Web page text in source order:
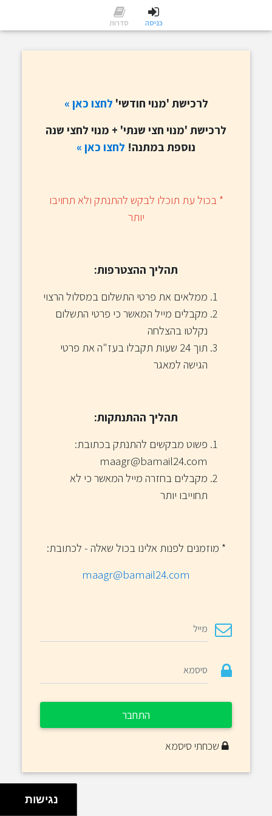
כניסה סדרות
לרכישת 'מנוי חודשי' לחצו כאן »
לרכישת 'מנוי חצי שנתי' + מנוי לחצי שנה
נוספת במתנה! לחצו כאן »
​* בכול עת תוכלו לבקש להתנתק ולא תחויבו
יותר
תהליך ההצטרפות:
ממלאים את פרטי התשלום במסלול הרצוי
מקבלים מייל המאשר כי פרטי התשלום
נקלטו בהצלחה
תוך 24 שעות תקבלו בעז"ה את פרטי
הגישה למאגר
תהליך ההתנתקות:
פשוט מבקשים להתנתק בכתובת:
maagr@bamail24.com
מקבלים בחזרה מייל המאשר כי לא
תחוייבו יותר
* מוזמנים לפנות אלינו בכול שאלה - לכתובת:
maagr@bamail24.com
התחבר
שכחתי סיסמא
נגישות